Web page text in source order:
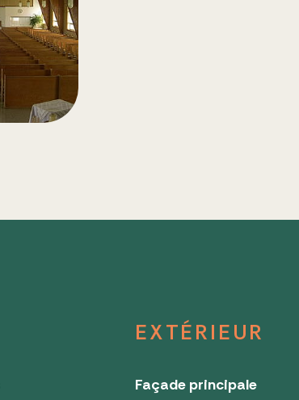
EXTÉRIEUR
Façade principale